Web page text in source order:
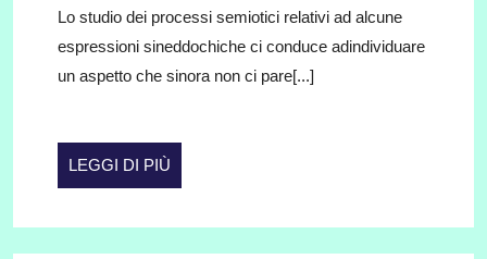
ALCUNE
EMERGENZE
SINEDDOCHICHE
Lo studio dei processi semiotici relativi ad alcune
espressioni sineddochiche ci conduce adindividuare
un aspetto che sinora non ci pare[...]
LEGGI DI PIÙ
DI